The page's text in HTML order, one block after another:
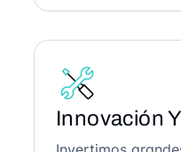
Innovación